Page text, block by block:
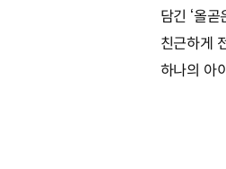
담긴 ‘올
친근하게
하나의 아